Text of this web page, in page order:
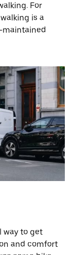
For
is a
maintained
way to get
and comfort